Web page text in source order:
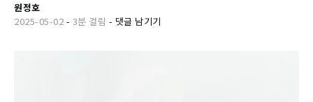
원정호
2025-05-02 - 3분 걸림 - 댓글 남기기